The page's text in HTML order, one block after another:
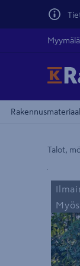
Talot,